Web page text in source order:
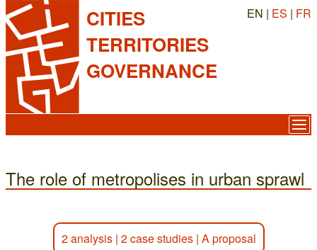
CITIES
TERRITORIES
GOVERNANCE
EN | ES | FR
The role of metropolises in urban sprawl
2 analysis| 2 case studies| A proposal